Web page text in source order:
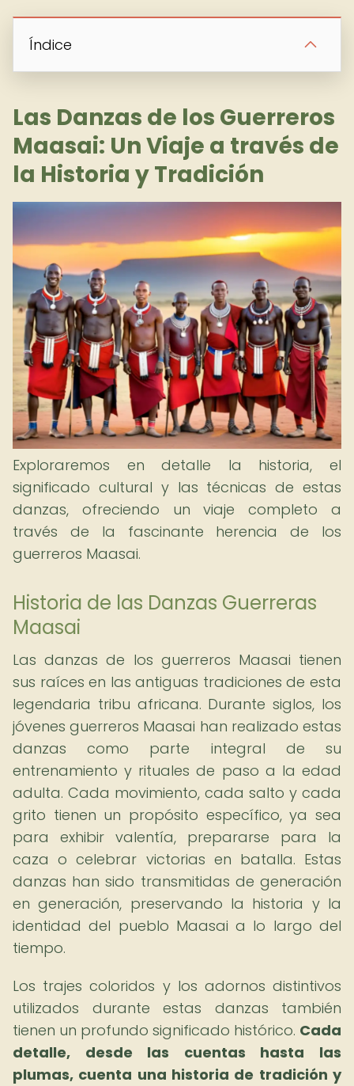
Índice
Las Danzas de los Guerreros
Maasai: Un Viaje a través de
la Historia y Tradición
Exploraremos en detalle la historia, el
significado cultural y las técnicas de estas
danzas, ofreciendo un viaje completo a
través de la fascinante herencia de los
guerreros Maasai.
Historia de las Danzas Guerreras
Maasai
Las danzas de los guerreros Maasai tienen
sus raíces en las antiguas tradiciones de esta
legendaria tribu africana. Durante siglos, los
jóvenes guerreros Maasai han realizado estas
danzas como parte integral de su
entrenamiento y rituales de paso a la edad
adulta. Cada movimiento, cada salto y cada
grito tienen un propósito específico, ya sea
para exhibir valentía, prepararse para la
caza o celebrar victorias en batalla. Estas
danzas han sido transmitidas de generación
en generación, preservando la historia y la
identidad del pueblo Maasai a lo largo del
tiempo.
Los trajes coloridos y los adornos distintivos
utilizados durante estas danzas también
tienen un profundo significado histórico. Cada
detalle, desde las cuentas hasta las
plumas, cuenta una historia de tradición y